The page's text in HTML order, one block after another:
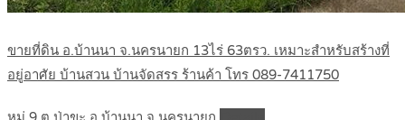
ขายที่ดิน อ.บ้านนา จ.นครนายก 13ไร่ 63ตรว. เหมาะสำหรับสร้างที่
อยู่อาศัย บ้านสวน บ้านจัดสรร ร้านค้า โทร 089-7411750